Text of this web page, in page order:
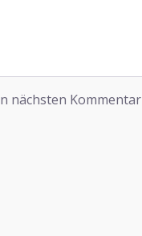
nächsten Kommentar